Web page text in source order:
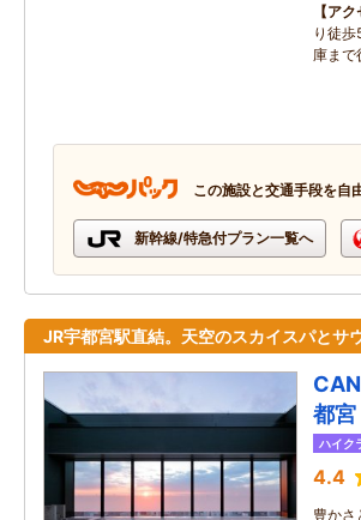
アク
り徒
庫まで
この施設と交通手段を自
新幹線/特急付プラン一覧へ
JR宇都宮駅直結。天空のスカイスパとサ
都宮
ハイク
4.4
豊かさ